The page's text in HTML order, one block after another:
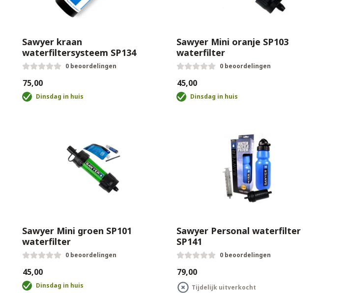
Sawyer kraan
waterfiltersysteem SP134
0 beoordelingen
€75,00
Dinsdag in huis
Sawyer Mini oranje SP103
waterfilter
0 beoordelingen
€45,00
Dinsdag in huis
Sawyer Mini groen SP101
waterfilter
0 beoordelingen
€45,00
Dinsdag in huis
Sawyer Personal waterfilter
SP141
0 beoordelingen
€79,00
Tijdelijk uitverkocht